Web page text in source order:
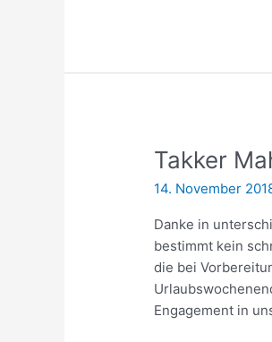
Takker
14. November
Danke in
bestimmt kein
die bei
Engagement in